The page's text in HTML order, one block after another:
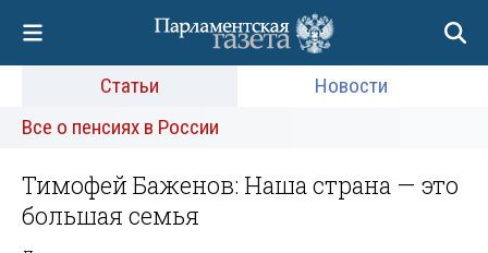
Статьи
Новости
Все о пенсиях в России
Тимофей Баженов: Наша страна — это
большая семья